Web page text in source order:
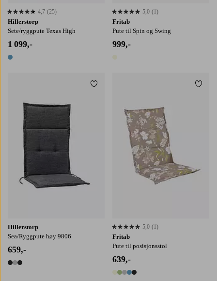
Hillerstorp
Sete/ryggpute Texas High
1 099,-
1 farge
4,7 basert på 25 karaktergivninger
4,7 (25)
Fritab
Pute til Spin og Swing
999,-
5,0 basert på 1 karaktergivninger
5,0 (1)
Hillerstorp
Sea/Ryggpute høy 9806
659,-
3 farger
Legg til favoritter
Fritab
Pute til posisjonsstol
639,-
5 farger
5,0 basert på 1 karaktergivninger
5,0 (1)